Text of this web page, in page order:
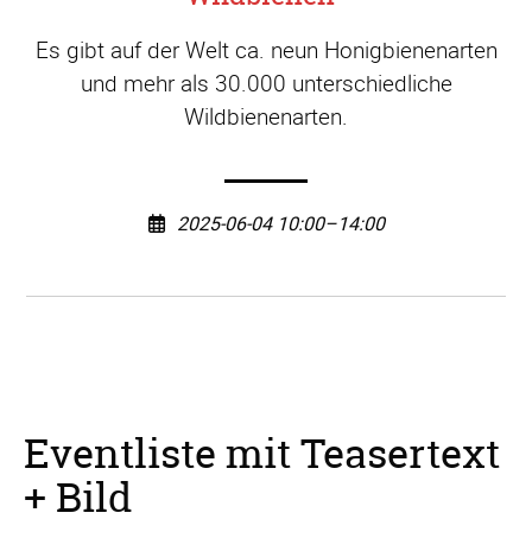
Es gibt auf der Welt ca. neun Honigbienenarten
und mehr als 30.000 unterschiedliche
Wildbienenarten.
2025-06-04 10:00–14:00
Eventliste mit Teasertext
+ Bild